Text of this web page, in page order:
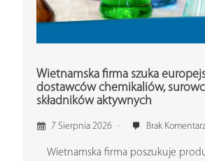
Wietnamska firma szuka
dostawców chemikaliów,
składników aktywnych
7 Sierpnia 2026 Brak
Wietnamska firma poszukuje